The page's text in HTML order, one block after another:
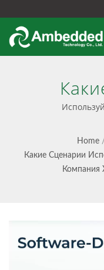
хранилищем,
контейнерным
данных,
Home /
Какие Сценарии
Компания